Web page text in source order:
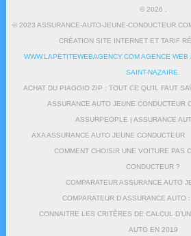
© 2026 .
© 2023 ASSURANCE-AUTO-JEUNE-
CRÉATION SITE INTERNET ET TARIF
WWW.LAPETITEWEBAGENCY.COM AGENCE
SAINT-NAZAIRE.
ACHAT DU PIAGGIO ZIP : TOUT CE QU’IL FAUT
ASSURANCE AUTO JEUNE CONDUCTEUR
ASSURPEOPLE | ASSURANCE
AXA ASSURANCE AUTO JEUNE CONDUCTEUR
COMMENT CHOISIR UNE VOITURE PAS
CONDUCTEUR ?
COMPARATEUR ASSURANCE AUTO
COMPARATEUR D ASSURANCE AUTO
CONNAITRE LES CRITÈRES DE CALCUL
AUTO EN 2019